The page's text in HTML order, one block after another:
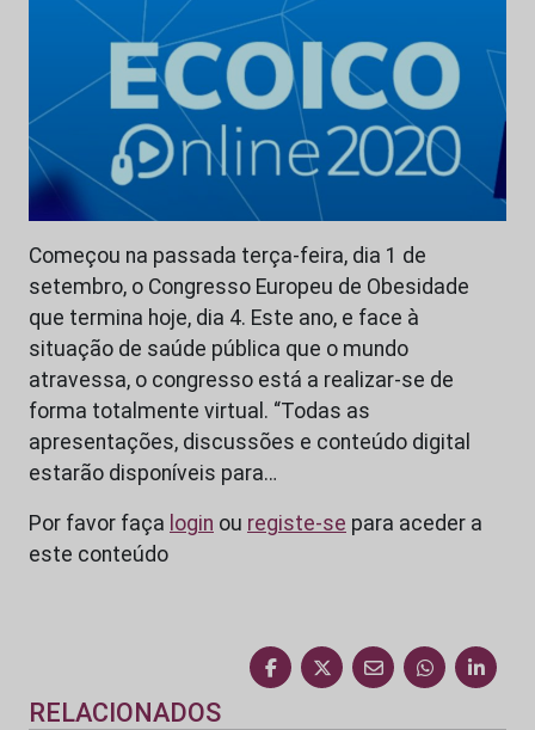
Começou na passada terça-feira, dia 1 de
setembro, o Congresso Europeu de Obesidade
que termina hoje, dia 4. Este ano, e face à
situação de saúde pública que o mundo
atravessa, o congresso está a realizar-se de
forma totalmente virtual. “Todas as
apresentações, discussões e conteúdo digital
estarão disponíveis para…
Por favor faça login ou registe-se para aceder a
este conteúdo
RELACIONADOS